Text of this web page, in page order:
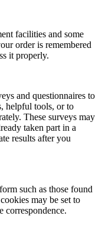
facilities and some
order is remembered
it properly.
and questionnaires to
helpful tools, or to
These surveys may
taken part in a
results after you
such as those found
may be set to
correspondence.